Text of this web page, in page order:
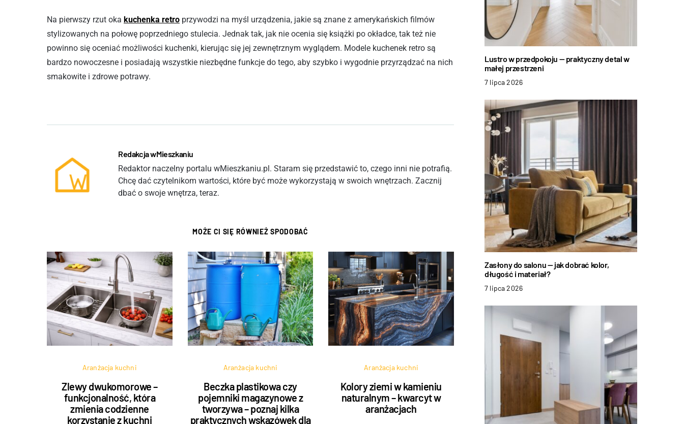
Na pierwszy rzut oka kuchenka retro przywodzi na myśl urządzenia, jakie są znane z amerykańskich filmów
stylizowanych na połowę poprzedniego stulecia. Jednak tak, jak nie ocenia się książki po okładce, tak też nie
powinno się oceniać możliwości kuchenki, kierując się jej zewnętrznym wyglądem. Modele kuchenek retro są
bardzo nowoczesne i posiadają wszystkie niezbędne funkcje do tego, aby szybko i wygodnie przyrządzać na nich
smakowite i zdrowe potrawy.
Redakcja wMieszkaniu
Redaktor naczelny portalu wMieszkaniu.pl. Staram się przedstawić to, czego inni nie potrafią.
Chcę dać czytelnikom wartości, które być może wykorzystają w swoich wnętrzach. Zacznij
dbać o swoje wnętrza, teraz.
MOŻE CI SIĘ RÓWNIEŻ SPODOBAĆ
Aranżacja kuchni
Zlewy dwukomorowe –
funkcjonalność, która
zmienia codzienne
korzystanie z kuchni
Aranżacja kuchni
Beczka plastikowa czy
pojemniki magazynowe z
tworzywa – poznaj kilka
praktycznych wskazówek dla
Aranżacja kuchni
Kolory ziemi w kamieniu
naturalnym – kwarcyt w
aranżacjach
Lustro w przedpokoju — praktyczny detal w
małej przestrzeni
7 lipca 2026
Zasłony do salonu — jak dobrać kolor,
długość i materiał?
7 lipca 2026